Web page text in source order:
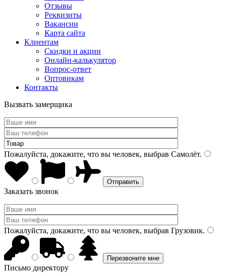
Отзывы
Реквизиты
Вакансии
Карта сайта
Клиентам
Скидки и акции
Онлайн-калькулятор
Вопрос-ответ
Оптовикам
Контакты
Вызвать замерщика
Пожалуйста, докажите, что вы человек, выбрав Самолёт.
Заказать звонок
Пожалуйста, докажите, что вы человек, выбрав Грузовик.
Письмо директору